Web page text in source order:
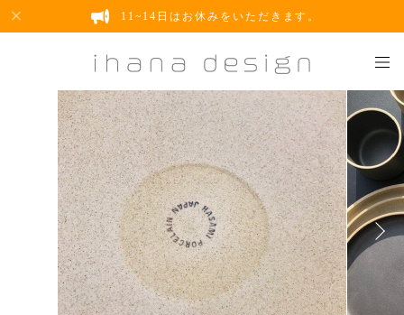
11~14日はお休みをいただきます。